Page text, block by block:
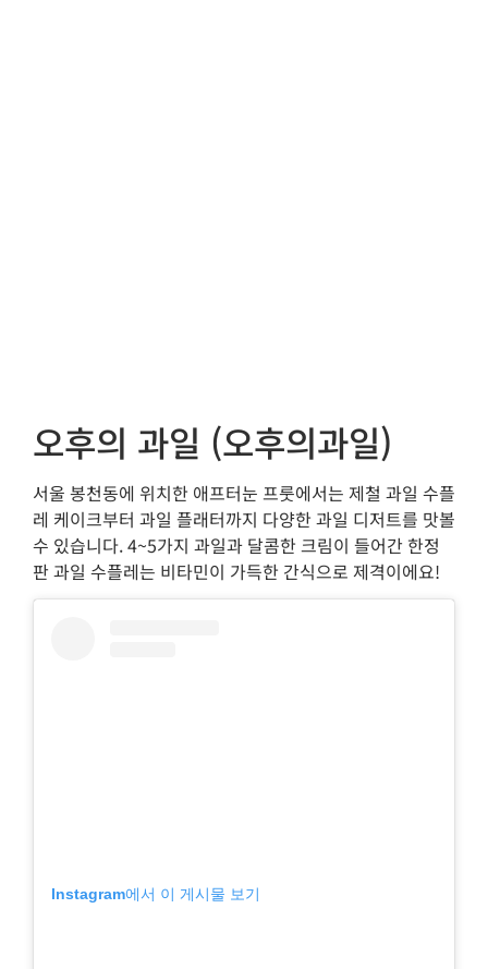
오후의 과일 (오후의과일)
서울 봉천동에 위치한 애프터눈 프룻에서는 제철 과일 수플
레 케이크부터 과일 플래터까지 다양한 과일 디저트를 맛볼
수 있습니다. 4~5가지 과일과 달콤한 크림이 들어간 한정
판 과일 수플레는 비타민이 가득한 간식으로 제격이에요!
Instagram에서 이 게시물 보기